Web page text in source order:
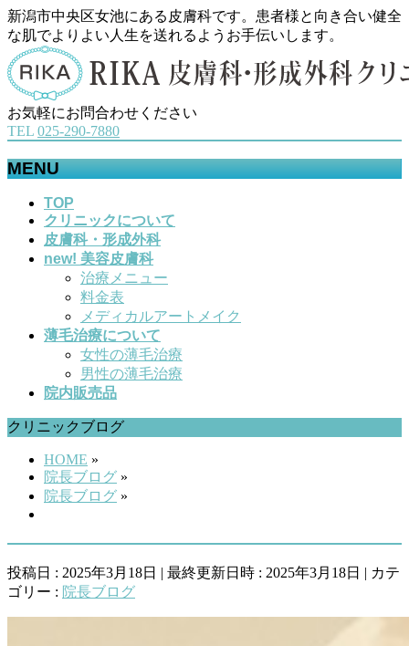
新潟市中央区女池にある皮膚科です。患者様と向き合い健全
な肌でよりよい人生を送れるようお手伝いします。
お気軽にお問合わせください
TEL 025-290-7880
MENU
TOP
クリニックについて
皮膚科・形成外科
new! 美容皮膚科
治療メニュー
料金表
メディカルアートメイク
薄毛治療について
女性の薄毛治療
男性の薄毛治療
院内販売品
クリニックブログ
HOME »
院長ブログ »
院長ブログ »
投稿日 : 2025年3月18日 最終更新日時 : 2025年3月18日
カテ
ゴリー : 院長ブログ